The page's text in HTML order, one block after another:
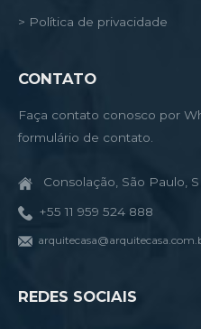
> Política de privacidade
CONTATO
Faça contato conosco por
formulário de contato.
Consolação, São Paulo,
+55 11 959 524 888
REDES SOCIAIS